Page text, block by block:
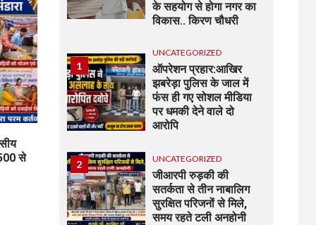
से
के सहयोग से होगा नगर का
विकास.. किरण चौधरी
1
UNCATEGORIZED
ऑपरेशन प्रहार:आखिर
झबरेड़ा पुलिस के जाल में
फंस ही गए सोशल मीडिया
पर धमकी देने वाले दो
आरोपि
2 UNCATEGORIZED
जीआरपी रुड़की की
सतर्कता से तीन नाबालिग
सुरक्षित परिजनों से मिले,
समय रहते टली अनहोनी